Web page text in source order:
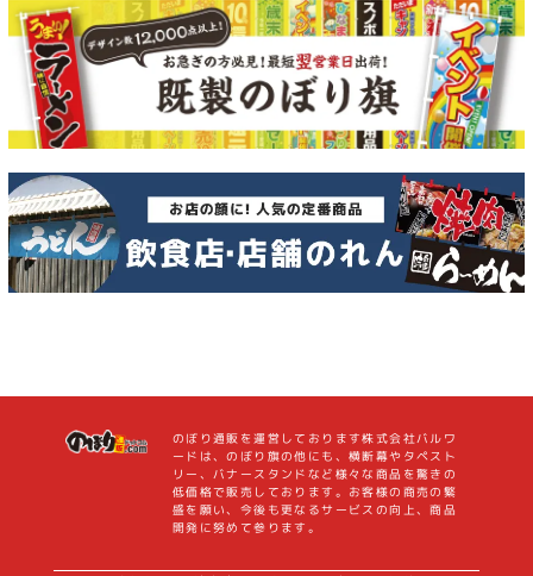
のぼり通販を運営しております株式会社バルワ
ードは、のぼり旗の他にも、横断幕やタペスト
リー、バナースタンドなど様々な商品を驚きの
低価格で販売しております。お客様の商売の繁
盛を願い、今後も更なるサービスの向上、商品
開発に努めて参ります。